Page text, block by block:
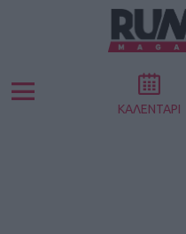
Menu ΚΑΛΕΝΤΑΡΙ